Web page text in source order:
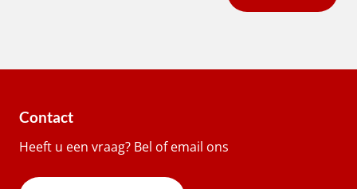
Contact
Heeft u een vraag? Bel of email ons